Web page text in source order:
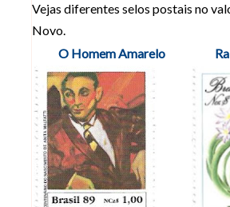
Vejas diferentes selos postais no
Novo.
O Homem Amarelo